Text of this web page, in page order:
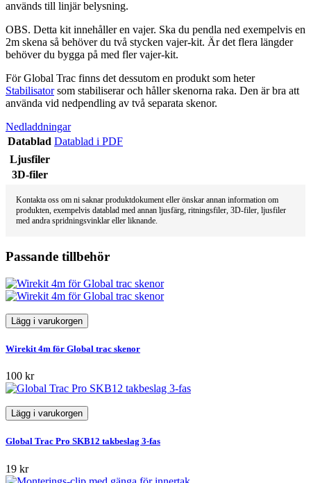
används till linjär belysning.
OBS. Detta kit innehåller en vajer. Ska du pendla ned exempelvis en
2m skena så behöver du två stycken vajer-kit. Är det flera längder
behöver du bygga på med fler vajer-kit.
För Global Trac finns det dessutom en produkt som heter
Stabilisatorsom stabiliserar och håller skenorna raka. Den är bra att
använda vid nedpendling av två separata skenor.
Nedladdningar
Datablad Datablad i PDF
Ljusfiler
3D-filer
Kontakta oss om ni saknar produktdokument eller önskar annan information om
produkten, exempelvis datablad med annan ljusfärg, ritningsfiler, 3D-filer, ljusfiler
med andra spridningsvinklar eller liknande.
Passande tillbehör
Lägg i varukorgen
Wirekit 4m för Global trac skenor
100 kr
Lägg i varukorgen
Global Trac Pro SKB12 takbeslag 3-fas
19 kr